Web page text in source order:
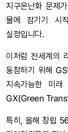
지구온난화 문제
물에 잠기기 시
실정입니다.
이처럼 전세계의
동참하기 위해
지속가능한 미
GX(Green
특히, 올해 창립